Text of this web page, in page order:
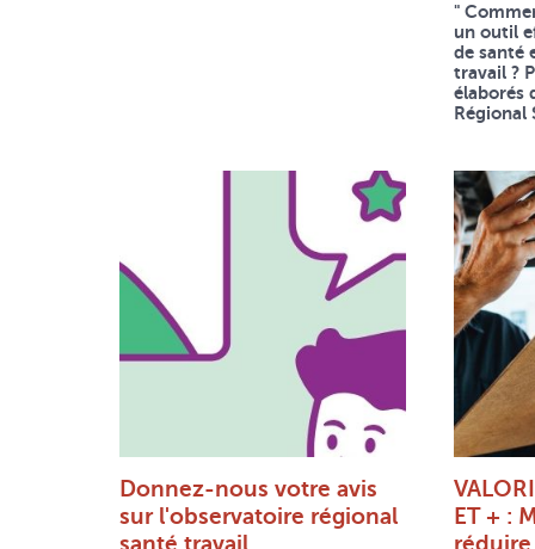
"
un outil
de santé
travail ?
élaborés
Régional
Donnez-nous votre avis
sur l'observatoire régional
santé travail
ET + :